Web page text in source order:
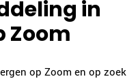
in
Zoom
op Zoom en op zoek
email